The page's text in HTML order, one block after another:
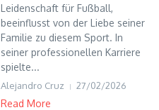
Leidenschaft für Fußball,
beeinflusst von der Liebe seiner
Familie zu diesem Sport. In
seiner professionellen Karriere
spielte...
Alejandro Cruz 27/02/2026
Read More